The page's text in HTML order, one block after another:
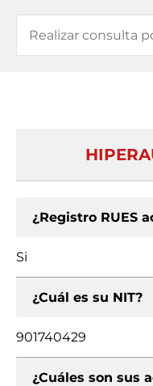
¿Registro RUES
Si
¿Cuál es su NIT?
901740429
¿Cuáles son sus